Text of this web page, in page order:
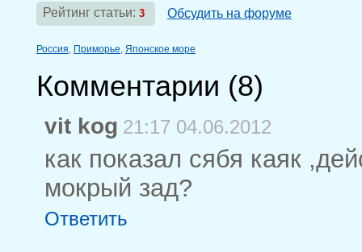
Рейтинг статьи: 3 Обсудить на форуме
Россия, Приморье, Японское море
Комментарии (8)
vit kog 21:17 04.06.2012
как показал сябя каяк
мокрый зад?
Ответить